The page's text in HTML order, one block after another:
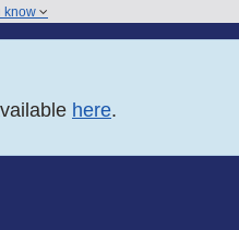
know
here.